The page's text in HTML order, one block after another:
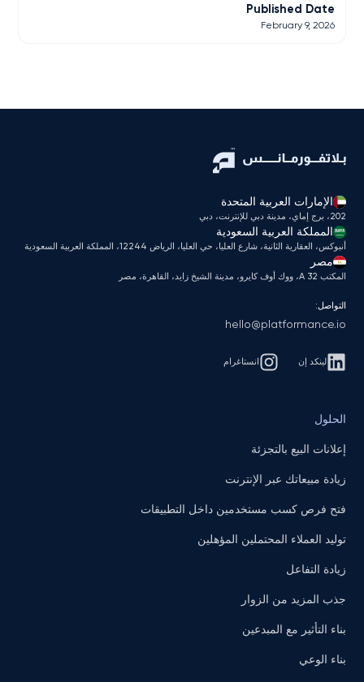
Published Date
February 9, 2026
الإمارات العربية المتحدة
202، برج إماي، مدينة دبي للإنترنت، دبي
المملكة العربية السعودية
أنبوكس، العقارية الثانية، شارع العليا، حي العليا، الرياض 12244، المملكة العربية السعودية
مصر
المكتب A 32، ووك أوف كايرو، مدينة الشيخ زايد، القاهرة، مصر
التواصل:
hello@platformance.io
لينكد إن انستاغرام
الحلول
إعلانات البيع بالتجزئة
زيادة مبيعاتك عبر الإنترنت
فتح فرص كسب مستخدمين داخل التطبيقات
توليد العملاء المحتملين المؤهلين
زيادة التفاعل
جذب المزيد من الزوار
بناء التأثير مع المبدعين
بناء الوعي